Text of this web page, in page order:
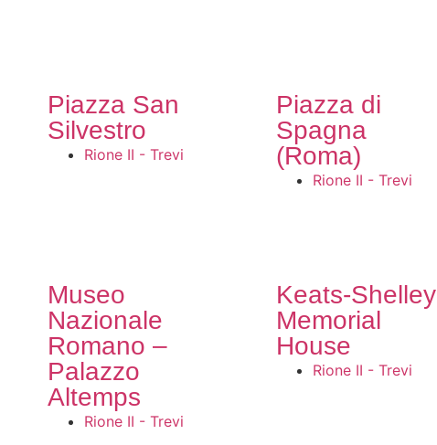
Piazza San
Silvestro
Rione II - Trevi
Piazza di
Spagna
(Roma)
Rione II - Trevi
Museo
Nazionale
Romano –
Palazzo
Altemps
Rione II - Trevi
Keats-Shelley
Memorial
House
Rione II - Trevi